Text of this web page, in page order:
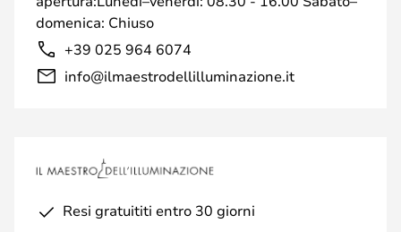
domenica: Chiuso
+39 025 964 6074
info@ilmaestrodellilluminazione.it
Resi gratuititi entro 30 giorni